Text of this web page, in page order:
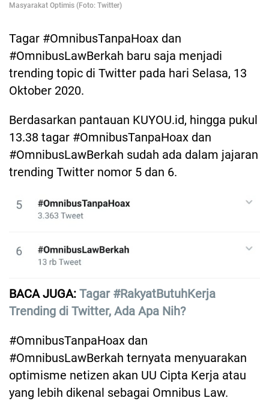
Masyarakat Optimis (Foto: Twitter)
Tagar #OmnibusTanpaHoax dan
#OmnibusLawBerkah baru saja menjadi
trending topic di Twitter pada hari Selasa, 13
Oktober 2020.
Berdasarkan pantauan KUYOU.id, hingga pukul
13.38 tagar #OmnibusTanpaHoax dan
#OmnibusLawBerkah sudah ada dalam jajaran
trending Twitter nomor 5 dan 6.
BACA JUGA: Tagar #RakyatButuhKerja
Trending di Twitter, Ada Apa Nih?
#OmnibusTanpaHoax dan
#OmnibusLawBerkah ternyata menyuarakan
optimisme netizen akan UU Cipta Kerja atau
yang lebih dikenal sebagai Omnibus Law.